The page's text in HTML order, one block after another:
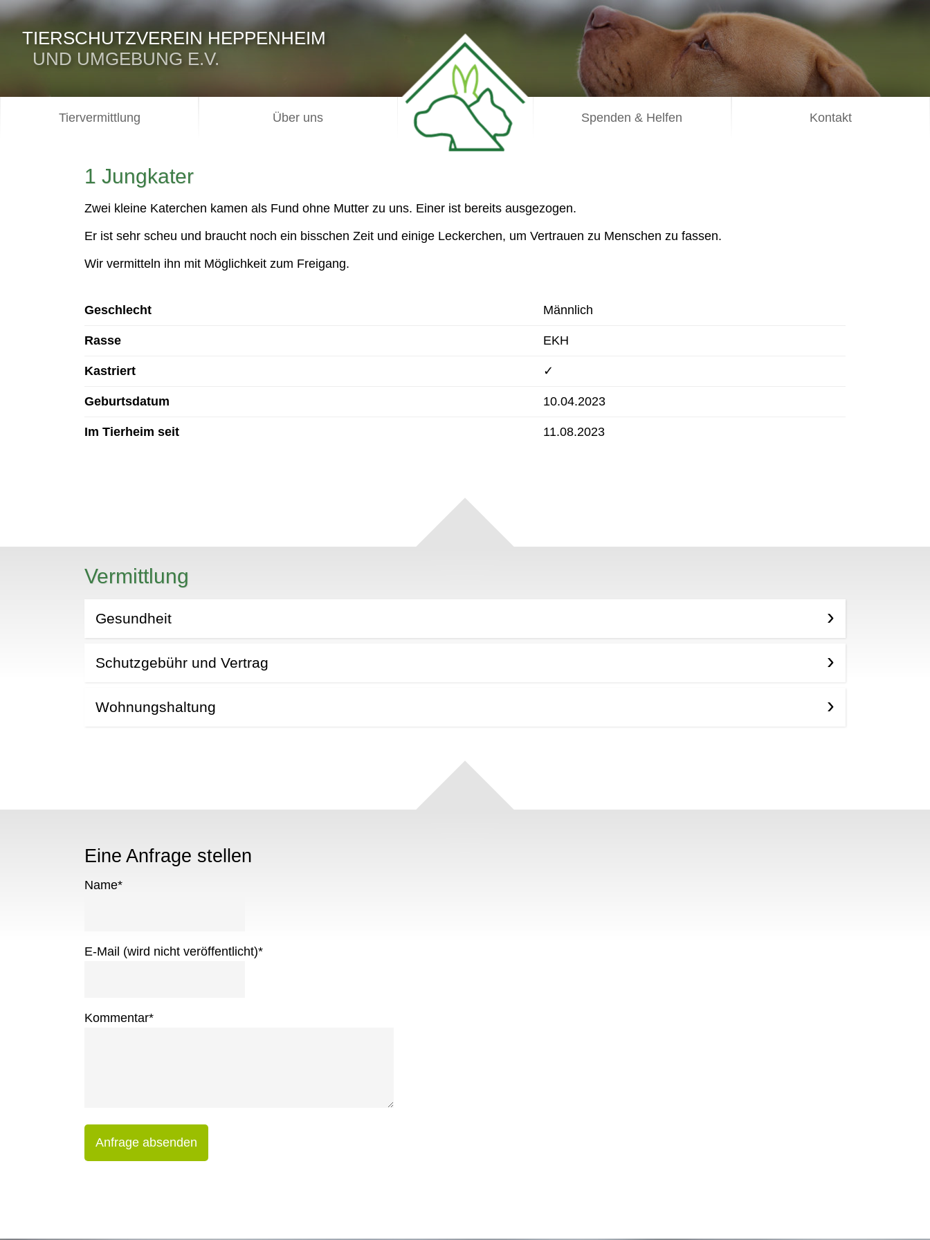
TIERSCHUTZVEREIN HEPPENHEIM
UND UMGEBUNG E.V.
Tiervermittlung Über uns Spenden & Helfen Kontakt
1 Jungkater
Zwei kleine Katerchen kamen als Fund ohne Mutter zu uns. Einer ist bereits ausgezogen.
Er ist sehr scheu und braucht noch ein bisschen Zeit und einige Leckerchen, um Vertrauen zu Menschen zu fassen.
Wir vermitteln ihn mit Möglichkeit zum Freigang.
Geschlecht Männlich
Rasse EKH
Kastriert ✓
Geburtsdatum 10.04.2023
Im Tierheim seit 11.08.2023
Vermittlung
Gesundheit
Schutzgebühr und Vertrag
Wohnungshaltung
Eine Anfrage stellen
Name*
E-Mail (wird nicht veröffentlicht)*
Kommentar*
Anfrage absenden